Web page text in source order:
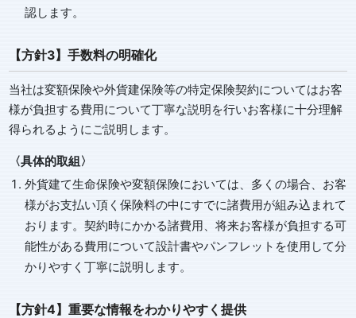
認します。
【方針3】手数料の明確化
当社は変額保険や外貨建保険等の特定保険契約についてはお客
様が負担する費用について丁寧な説明を行いお客様に十分理解
得られるようにご説明します。
〈具体的取組〉
外貨建て生命保険や変額保険においては、多くの場合、お客
様がお支払い頂く保険料の中にすでに諸費用が組み込まれて
おります。契約時にかかる諸費用、将来お客様が負担する可
能性がある費用について設計書やパンフレットを使用して分
かりやすく丁寧に説明します。
【方針4】重要な情報をわかりやすく提供